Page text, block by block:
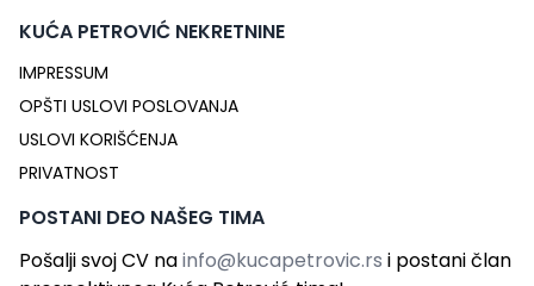
KUĆA PETROVIĆ NEKRETNINE
IMPRESSUM
OPŠTI USLOVI POSLOVANJA
USLOVI KORIŠĆENJA
PRIVATNOST
POSTANI DEO NAŠEG TIMA
Pošalji svoj CV nainfo@kucapetrovic.rs i postani član